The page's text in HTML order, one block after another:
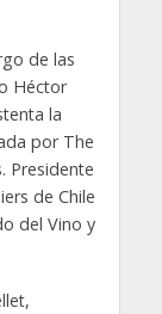
de las
Héctor
la
por The
Presidente
de Chile
del Vino y